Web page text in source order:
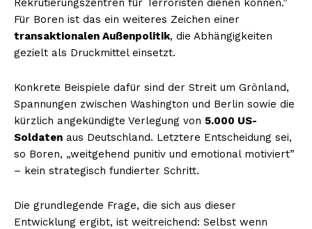
Rekrutierungszentren für Terroristen dienen können.”
Für Boren ist das ein weiteres Zeichen einer
transaktionalen Außenpolitik, die Abhängigkeiten
gezielt als Druckmittel einsetzt.
Konkrete Beispiele dafür sind der Streit um Grönland,
Spannungen zwischen Washington und Berlin sowie die
kürzlich angekündigte Verlegung von 5.000 US-
Soldaten aus Deutschland. Letztere Entscheidung sei,
so Boren, „weitgehend punitiv und emotional motiviert”
– kein strategisch fundierter Schritt.
Die grundlegende Frage, die sich aus dieser
Entwicklung ergibt, ist weitreichend: Selbst wenn